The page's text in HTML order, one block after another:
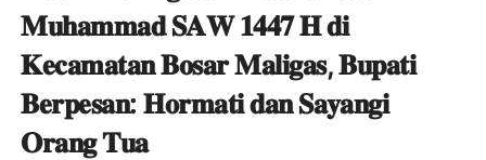
𝐌𝐮𝐡𝐚𝐦𝐦𝐚𝐝 𝐒𝐀𝐖 𝟏𝟒𝟒𝟕 𝐇 𝐝𝐢
𝐊𝐞𝐜𝐚𝐦𝐚𝐭𝐚𝐧 𝐁𝐨𝐬𝐚𝐫 𝐌𝐚𝐥𝐢𝐠𝐚𝐬, 𝐁𝐮𝐩𝐚𝐭𝐢
𝐁𝐞𝐫𝐩𝐞𝐬𝐚𝐧: 𝐇𝐨𝐫𝐦𝐚𝐭𝐢 𝐝𝐚𝐧 𝐒𝐚𝐲𝐚𝐧𝐠𝐢
𝐎𝐫𝐚𝐧𝐠 𝐓𝐮𝐚